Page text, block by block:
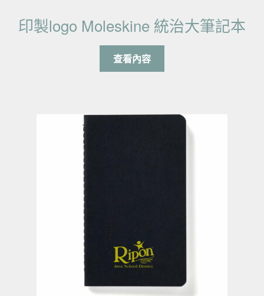
印製logo Moleskine 統治大筆記本
查看內容